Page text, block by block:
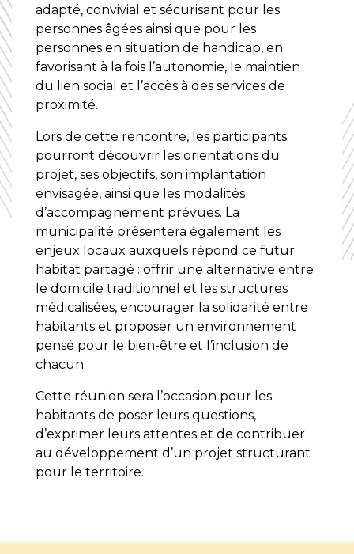
adapté, convivial et sécurisant pour les
personnes âgées ainsi que pour les
personnes en situation de handicap, en
favorisant à la fois l’autonomie, le maintien
du lien social et l’accès à des services de
proximité.
Lors de cette rencontre, les participants
pourront découvrir les orientations du
projet, ses objectifs, son implantation
envisagée, ainsi que les modalités
d’accompagnement prévues. La
municipalité présentera également les
enjeux locaux auxquels répond ce futur
habitat partagé : offrir une alternative entre
le domicile traditionnel et les structures
médicalisées, encourager la solidarité entre
habitants et proposer un environnement
pensé pour le bien-être et l’inclusion de
chacun.
Cette réunion sera l’occasion pour les
habitants de poser leurs questions,
d’exprimer leurs attentes et de contribuer
au développement d’un projet structurant
pour le territoire.